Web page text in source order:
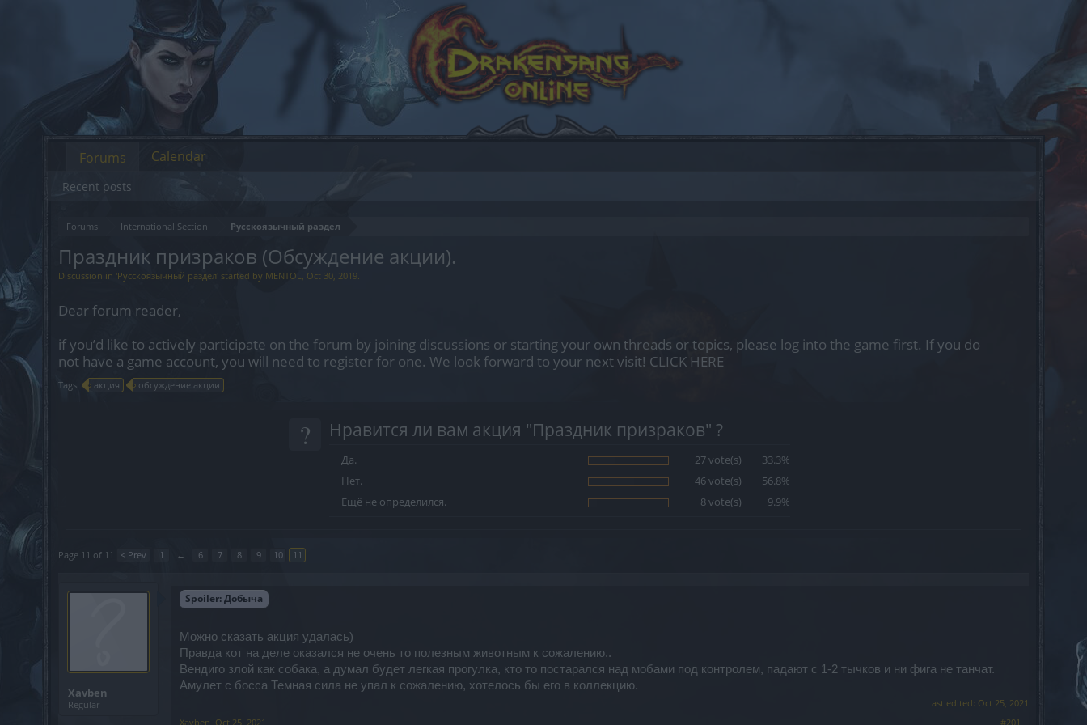
Forums International Section Русскоязычный раздел
Праздник призраков (Обсуждение акции).
Discussion in 'Русскоязычный раздел' started by MENTOL, Oct 30, 2019.
Dear forum reader,
if you’d like to actively participate on the forum by joining discussions or starting your own threads or topics, please log into the game first. If you do
not have a game account, you will need to register for one. We look forward to your next visit! CLICK HERE
Tags: акция обсуждение акции
? Нравится ли вам акция "Праздник призраков" ?
Да. 27 vote(s)
33.3%
Нет.
46 vote(s)
56.8%
Ещё не определился.
8 vote(s) 9.9%
Page 11 of 11 < Prev 1 ← 6 7 8 9 10 11
Xavben
Regular
Spoiler:Добыча
Можно сказать акция удалась)
Правда кот на деле оказался не очень то полезным животным к сожалению..
Вендиго злой как собака, а думал будет легкая прогулка, кто то постарался над мобами под контролем, падают с 1-2 тычков и ни фига не танчат.
Амулет с босса Темная сила не упал к сожалению, хотелось бы его в коллекцию.
Last edited: Oct 25, 2021
Xavben, Oct 25, 2021
#201
Forums
Recent posts
Calendar